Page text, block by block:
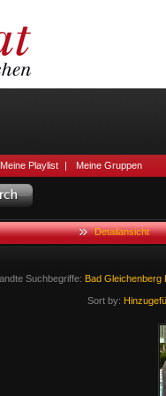
Meine Playlist | Meine Gruppen
Detailansicht
Suchbegriffe: Bad Gleichenberg
Sort by: